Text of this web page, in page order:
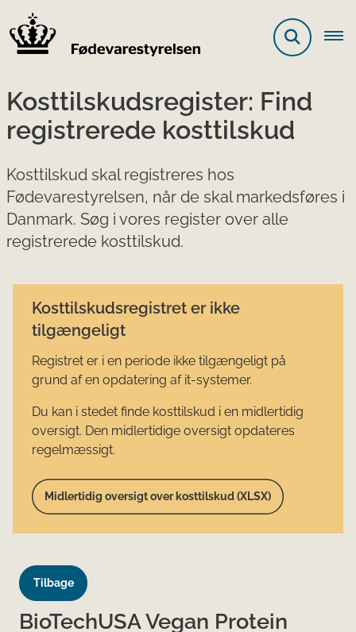
Kosttilskudsregister: Find
registrerede kosttilskud
Kosttilskud skal registreres hos
Fødevarestyrelsen, når de skal markedsføres i
Danmark. Søg i vores register over alle
registrerede kosttilskud.
Kosttilskudsregistret er ikke
tilgængeligt
Registret er i en periode ikke tilgængeligt på
grund af en opdatering af it-systemer.
Du kan i stedet finde kosttilskud i en midlertidig
oversigt. Den midlertidige oversigt opdateres
regelmæssigt.
Midlertidig oversigt over kosttilskud (XLSX)
Tilbage
BioTechUSA Vegan Protein